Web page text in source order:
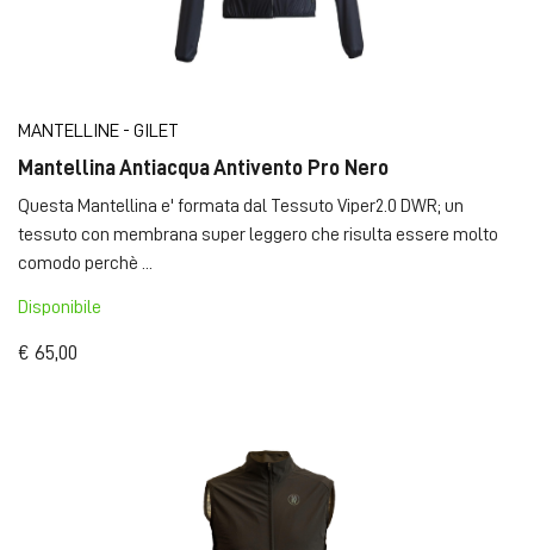
MANTELLINE - GILET
Mantellina Antiacqua Antivento Pro Nero
Questa Mantellina e' formata dal Tessuto Viper2.0 DWR; un
tessuto con membrana super leggero che risulta essere molto
comodo perchè ...
Disponibile
€ 65,00